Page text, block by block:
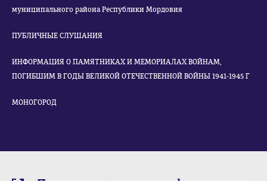
муниципального района Республики Мордовия
ПУБЛИЧНЫЕ СЛУШАНИЯ
ИНФОРМАЦИЯ О ПАМЯТНИКАХ И МЕМОРИАЛАХ ВОЙНАМ,
ПОГИБШИМ В ГОДЫ ВЕЛИКОЙ ОТЕЧЕСТВЕННОЙ ВОЙНЫ 1941-1945 Г
МОНОГОРОД